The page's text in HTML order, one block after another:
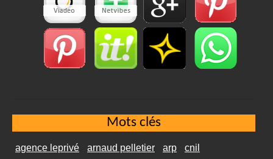
Mots clés
agence leprivé arnaud pelletier arp
cnil